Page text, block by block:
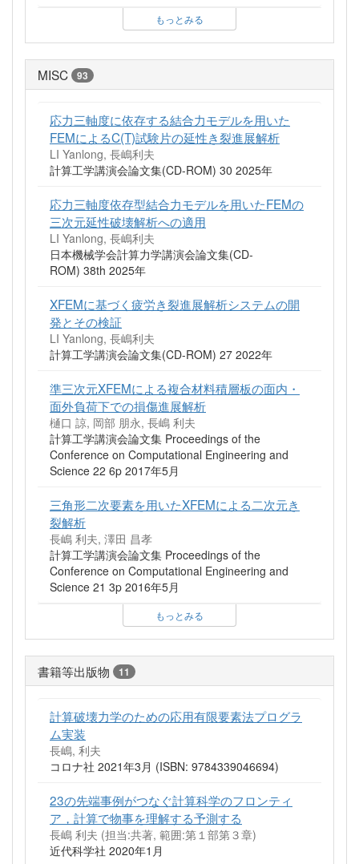
もっとみる
MISC 93
応力三軸度に依存する結合力モデルを用いた
FEMによるC(T)試験片の延性き裂進展解析
LI Yanlong, 長嶋利夫
計算工学講演会論文集(CD-ROM) 30 2025年
応力三軸度依存型結合力モデルを用いたFEMの
三次元延性破壊解析への適用
LI Yanlong, 長嶋利夫
日本機械学会計算力学講演会論文集(CD-
ROM) 38th 2025年
XFEMに基づく疲労き裂進展解析システムの開
発とその検証
LI Yanlong, 長嶋利夫
計算工学講演会論文集(CD-ROM) 27 2022年
準三次元XFEMによる複合材料積層板の面内・
面外負荷下での損傷進展解析
樋口 諒, 岡部 朋永, 長嶋 利夫
計算工学講演会論文集 Proceedings of the
Conference on Computational Engineering and
Science 22 6p 2017年5月
三角形二次要素を用いたXFEMによる二次元き
裂解析
長嶋 利夫, 澤田 昌孝
計算工学講演会論文集 Proceedings of the
Conference on Computational Engineering and
Science 21 3p 2016年5月
もっとみる
書籍等出版物 11
計算破壊力学のための応用有限要素法プログラ
ム実装
長嶋, 利夫
コロナ社 2021年3月 (ISBN: 9784339046694)
23の先端事例がつなぐ計算科学のフロンティ
ア，計算で物事を理解する予測する
長嶋 利夫 (担当:共著, 範囲:第１部第３章)
近代科学社 2020年1月